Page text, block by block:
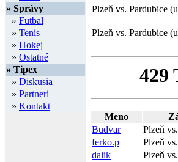
» Správy
» Futbal
» Tenis
» Hokej
» Ostatné
» Tipex
» Diskusia
» Partneri
» Kontakt
Plzeň vs. Pardubice
Plzeň vs. Pardubice
Meno
Budvar
Plzeň
ferko.p
Plzeň
dalik
Plzeň